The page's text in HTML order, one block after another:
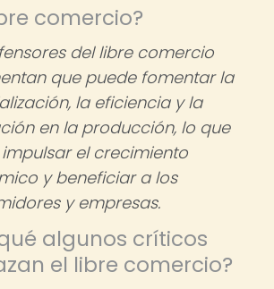
comercio?
del libre comercio
que puede fomentar la
la eficiencia y la
en la producción, lo que
el crecimiento
y beneficiar a los
y empresas.
algunos críticos
el libre comercio?